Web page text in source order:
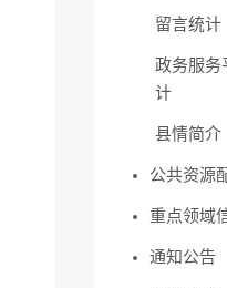
留言统计
政务服务
计
县情简介
公共资源
重点领域
通知公告